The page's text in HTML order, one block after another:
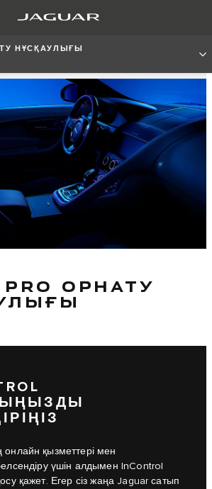
НҰСҚАУЛЫҒЫ
PRO ОРНАТУ
онлайн қызметтері мен
үшін алдымен InControl
қосу қажет. Егер сіз жаңа Jaguar сатып